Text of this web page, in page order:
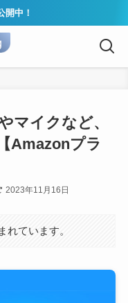
開中！
マイクなど、
Amazonプラ
2023年11月16日
れています。